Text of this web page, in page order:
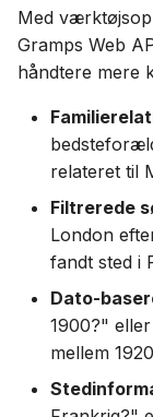
Med
Gramps Web
håndtere mere
relateret til
Filtrerede
London
fandt sted i
Dato-
1900?"
mellem